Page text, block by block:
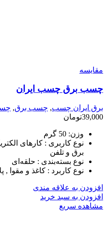
مقایسه
چسب برق چسب ایران
برق ایران چسب, چسب برق,
39,000تومان
وزن: 50 گرم
نوع کاربری : کارهای
برق و تلفن
نوع بسته‌بندی : حلقه‌ای
نوع کاربرد : کاغذ و مقوا ,
افزودن به علاقه مندی
افزودن به سبد خرید
مشاهده سریع